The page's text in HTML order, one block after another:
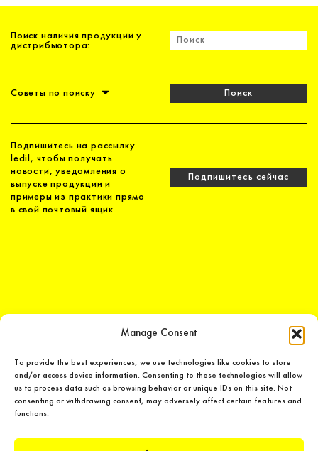
Manage Consent
To provide the best experiences, we use technologies like cookies to store
and/or access device information. Consenting to these technologies will allow
us to process data such as browsing behavior or unique IDs on this site. Not
consenting or withdrawing consent, may adversely affect certain features and
functions.
Поиск наличия продукции у
дистрибьютора:
Советы по поиску Поиск
Подпишитесь на рассылку
ledil, чтобы получать
новости, уведомления о
выпуске продукции и
примеры из практики прямо
в свой почтовый ящик
Подпишитесь сейчас